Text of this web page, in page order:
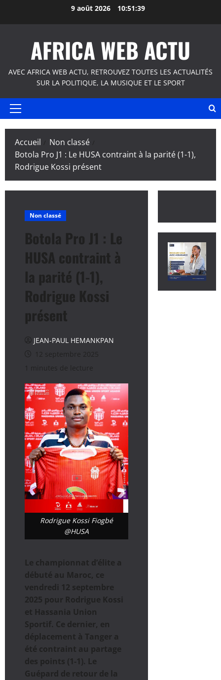
9 août 2026 10:51:39
AFRICA WEB ACTU
AVEC AFRICA WEB ACTU, RETROUVEZ TOUTES LES ACTUALITÉS
SUR LA POLITIQUE, LA MUSIQUE ET LE SPORT
Menu
Accueil
Non classé
Botola Pro J1 : Le HUSA contraint à la parité (1-1),
Rodrigue Kossi présent
Non classé
Botola Pro J1 : Le
HUSA contraint à
la parité (1-1),
Rodrigue Kossi
présent
JEAN-PAUL HEMANKPAN
12 septembre 2025
1 minutes de lecture
Rodrigue Kossi Fiogbé
@HUSA
Le championnat d’élite a
débuté au Maroc, ce
vendredi 12 septembre
2025 pour Rodrigue Kossi
et Hassania Union
Sportif. Ce dernier, en
déplacement à Tanger a
été contraint au partage
des points (1-1). Le
Guépard de retour de la